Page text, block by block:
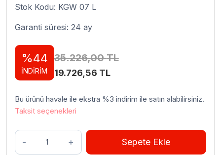
Stok Kodu: KGW 07 L
Garanti süresi: 24 ay
%44
İNDİRİM
35.226,00TL
Orijinal
35.226,00 TL.
19.726,56 TLŞu
fiyat:
Bu ürünü havale ile ekstra %3 indirim ile satın alabilirsiniz.
Taksit seçenekleri
GMG
KGW
Sepete Ekle